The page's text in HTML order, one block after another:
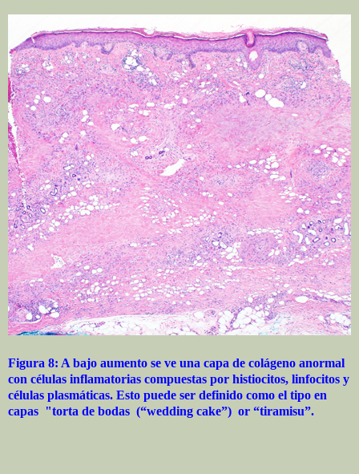
Figura 8: A bajo aumento se ve una capa de colágeno anormal
con células inflamatorias compuestas por histiocitos, linfocitos y
células plasmáticas. Esto puede ser definido como el tipo en
capas "torta de bodas (“wedding cake”) or “tiramisu”.